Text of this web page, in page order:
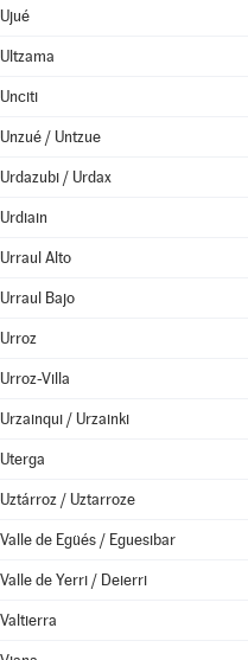
Ujué
Ultzama
Unciti
Unzué / Untzue
Urdazubi / Urdax
Urdiain
Urraul Alto
Urraul Bajo
Urroz
Urroz-Villa
Urzainqui / Urzainki
Uterga
Uztárroz / Uztarroze
Valle de Egüés / Eguesibar
Valle de Yerri / Deierri
Valtierra